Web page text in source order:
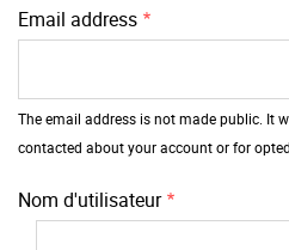
Email address
The email address is not made public. It
contacted about your account or for
Nom d'utilisateur